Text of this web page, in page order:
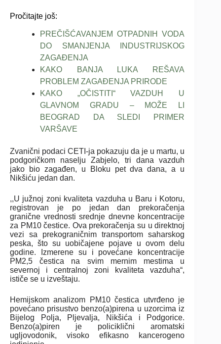
Pročitajte još:
PREČIŠĆAVANJEM OTPADNIH VODA
DO SMANJENJA INDUSTRIJSKOG
ZAGAĐENJA
KAKO BANJA LUKA REŠAVA
PROBLEM ZAGAĐENJA PRIRODE
KAKO „OČISTITI“ VAZDUH U
GLAVNOM GRADU – MOŽE LI
BEOGRAD DA SLEDI PRIMER
VARŠAVE
Zvanični podaci CETI-ja pokazuju da je u martu, u
podgoričkom naselju Zabjelo, tri dana vazduh
jako bio zagađen, u Bloku pet dva dana, a u
Nikšiću jedan dan.
,,U južnoj zoni kvaliteta vazduha u Baru i Kotoru,
registrovan je po jedan dan prekoračenja
granične vrednosti srednje dnevne koncentracije
za PM10 čestice. Ova prekoračenja su u direktnoj
vezi sa prekograničnim transportom saharskog
peska, što su uobičajene pojave u ovom delu
godine. Izmerene su i povećane koncentracije
PM2,5 čestica na svim mernim mestima u
severnoj i centralnoj zoni kvaliteta vazduha“,
ističe se u izveštaju.
Hemijskom analizom PM10 čestica utvrđeno je
povećano prisustvo benzo(a)pirena u uzorcima iz
Bijelog Polja, Pljevalja, Nikšića i Podgorice.
Benzo(a)piren je policiklični aromatski
ugljovodonik, visoko efikasno kancerogeno